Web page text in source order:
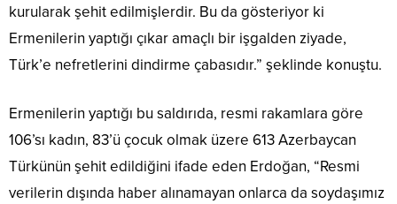
kurularak şehit edilmişlerdir. Bu da gösteriyor ki
Ermenilerin yaptığı çıkar amaçlı bir işgalden ziyade,
Türk’e nefretlerini dindirme çabasıdır.” şeklinde konuştu.
Ermenilerin yaptığı bu saldırıda, resmi rakamlara göre
106’sı kadın, 83’ü çocuk olmak üzere 613 Azerbaycan
Türkünün şehit edildiğini ifade eden Erdoğan, “Resmi
verilerin dışında haber alınamayan onlarca da soydaşımız